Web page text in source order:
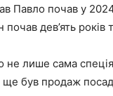
Павло почав у
дев’ять років
не лише сама
був продаж